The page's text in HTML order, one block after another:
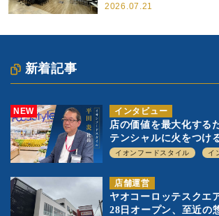
新着記事
NEW インタビュー
店の価値を最大化する
テンシャルに火をつ
スタイル 平田 炎社長
イオンフードスタイル イ
店舗運営
ヤオコーロッテスクエ
28日オープン、至近の
2026.07.21